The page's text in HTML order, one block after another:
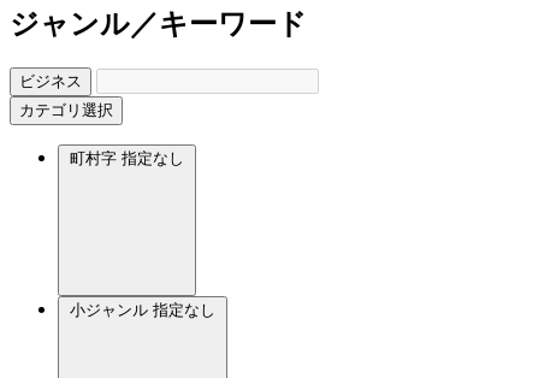
ジャンル／キーワード
ビジネス
カテゴリ選択
町村字 指定なし
小ジャンル 指定なし